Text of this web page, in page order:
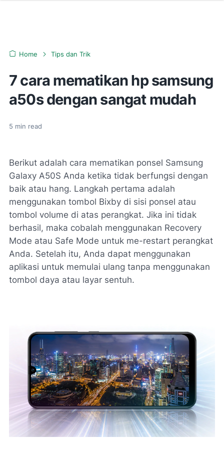
Home Tips dan Trik
7 cara mematikan hp samsung
a50s dengan sangat mudah
5 min read
Berikut adalah cara mematikan ponsel Samsung
Galaxy A50S Anda ketika tidak berfungsi dengan
baik atau hang. Langkah pertama adalah
menggunakan tombol Bixby di sisi ponsel atau
tombol volume di atas perangkat. Jika ini tidak
berhasil, maka cobalah menggunakan Recovery
Mode atau Safe Mode untuk me-restart perangkat
Anda. Setelah itu, Anda dapat menggunakan
aplikasi untuk memulai ulang tanpa menggunakan
tombol daya atau layar sentuh.